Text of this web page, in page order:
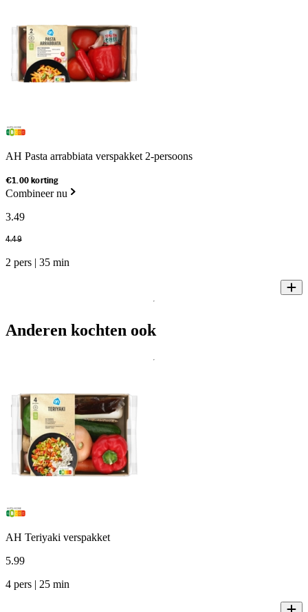
AH Pasta arrabbiata verspakket 2-persoons
€1.00 korting
Combineer nu
3.49
4.49
2 pers | 35 min
Anderen kochten ook
AH Teriyaki verspakket
5.99
4 pers | 25 min